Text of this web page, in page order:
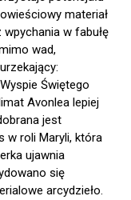
materiał
wpychania w fabułę
wad,
Świętego
Avonlea lepiej
jest
w roli Maryli, która
ujawnia
się
arcydzieło.